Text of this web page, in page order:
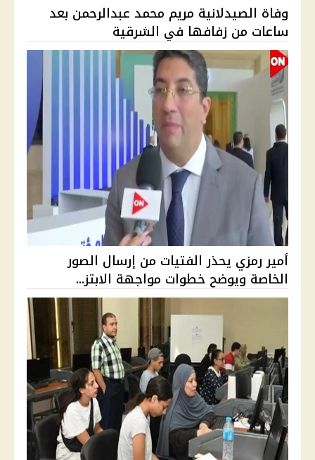
وفاة الصيدلانية مريم محمد عبدالرحمن بعد
ساعات من زفافها في الشرقية
أمير رمزي يحذر الفتيات من إرسال الصور
الخاصة ويوضح خطوات مواجهة الابتز...